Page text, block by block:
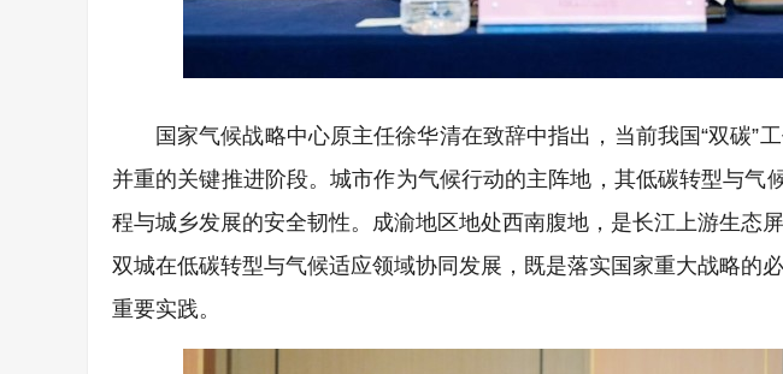
国家气候战略中心原主任徐华清在致辞中指出，当前我国“双碳”
并重的关键推进阶段。城市作为气候行动的主阵地，其低碳转型与气
程与城乡发展的安全韧性。成渝地区地处西南腹地，是长江上游生态
双城在低碳转型与气候适应领域协同发展，既是落实国家重大战略的
重要实践。